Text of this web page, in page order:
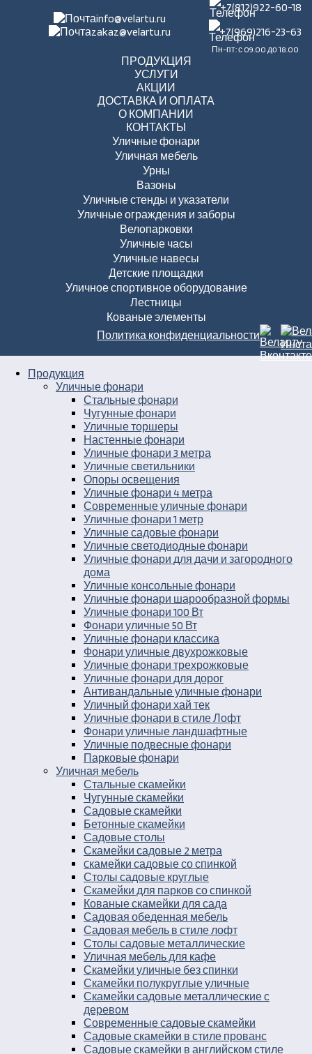
info@velartu.ru
zakaz@velartu.ru
+7(812)922-60-18
+7(969)216-23-63
Пн-пт: с 09.00 до 18.00
ПРОДУКЦИЯ
УСЛУГИ
АКЦИИ
ДОСТАВКА И ОПЛАТА
О КОМПАНИИ
КОНТАКТЫ
Уличные фонари
Уличная мебель
Урны
Вазоны
Уличные стенды и указатели
Уличные ограждения и заборы
Велопарковки
Уличные часы
Уличные навесы
Детские площадки
Уличное спортивное оборудование
Лестницы
Кованые элементы
Политика конфиденциальности
Продукция
Уличные фонари
Стальные фонари
Чугунные фонари
Уличные торшеры
Настенные фонари
Уличные фонари 3 метра
Уличные светильники
Опоры освещения
Уличные фонари 4 метра
Современные уличные фонари
Уличные фонари 1 метр
Уличные садовые фонари
Уличные светодиодные фонари
Уличные фонари для дачи и загородного
дома
Уличные консольные фонари
Уличные фонари шарообразной формы
Уличные фонари 100 Вт
Фонари уличные 50 Вт
Уличные фонари классика
Фонари уличные двухрожковые
Уличные фонари трехрожковые
Уличные фонари для дорог
Антивандальные уличные фонари
Уличный фонари хай тек
Уличные фонари в стиле Лофт
Фонари уличные ландшафтные
Уличные подвесные фонари
Парковые фонари
Уличная мебель
Стальные скамейки
Чугунные скамейки
Садовые скамейки
Бетонные скамейки
Садовые столы
Скамейки садовые 2 метра
Cкамейки садовые со спинкой
Столы садовые круглые
Скамейки для парков со спинкой
Кованые скамейки для сада
Садовая обеденная мебель
Садовая мебель в стиле лофт
Столы садовые металлические
Уличная мебель для кафе
Скамейки уличные без спинки
Скамейки полукруглые уличные
Скамейки садовые металлические с
деревом
Современные садовые скамейки
Садовые скамейки в стиле прованс
Садовые скамейки в английском стиле